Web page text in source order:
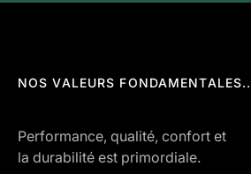
NOS VALEURS
Performance, qualité, confort et
la durabilité est primordiale.